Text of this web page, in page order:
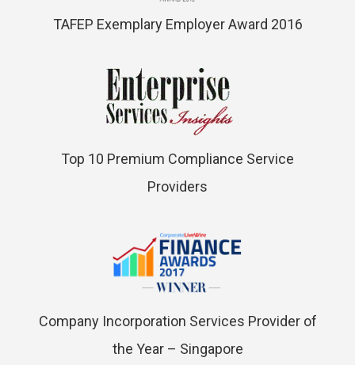
TAFEP Exemplary Employer Award 2016
Top 10 Premium Compliance Service
Providers
Company Incorporation Services Provider of
the Year – Singapore